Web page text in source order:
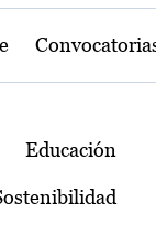
Educación